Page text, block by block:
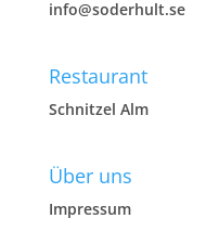
info@soderhult.se
Restaurant
Schnitzel Alm
Über uns
Impressum